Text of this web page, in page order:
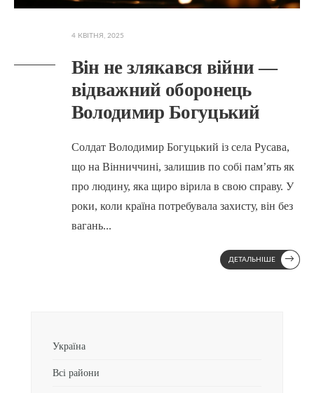
4 КВІТНЯ, 2025
Він не злякався війни —
відважний оборонець
Володимир Богуцький
Солдат Володимир Богуцький із села Русава,
що на Вінниччині, залишив по собі пам’ять як
про людину, яка щиро вірила в свою справу. У
роки, коли країна потребувала захисту, він без
вагань...
ДЕТАЛЬНІШЕ →
Україна
Всі райони